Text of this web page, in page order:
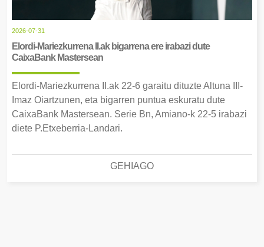
2026-07-31
Elordi-Mariezkurrena II.ak bigarrena ere irabazi dute
CaixaBank Mastersean
Elordi-Mariezkurrena II.ak 22-6 garaitu dituzte Altuna III-
Imaz Oiartzunen, eta bigarren puntua eskuratu dute
CaixaBank Mastersean. Serie Bn, Amiano-k 22-5 irabazi
diete P.Etxeberria-Landari.
GEHIAGO